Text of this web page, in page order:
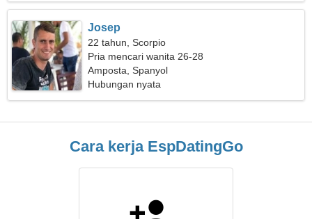
Josep
22 tahun, Scorpio
Pria mencari wanita 26-28
Amposta, Spanyol
Hubungan nyata
Cara kerja EspDatingGo